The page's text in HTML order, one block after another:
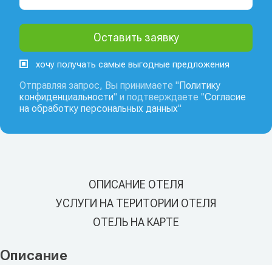
хочу получать самые выгодные предложения
Отправляя запрос, Вы принимаете " Политику
конфиденциальности" и подтверждаете "Согласие
на обработку персональных данных"
ОПИСАНИЕ ОТЕЛЯ
УСЛУГИ НА ТЕРИТОРИИ ОТЕЛЯ
ОТЕЛЬ НА КАРТЕ
Описание